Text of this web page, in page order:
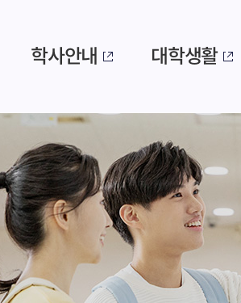
학사안내 대학생활